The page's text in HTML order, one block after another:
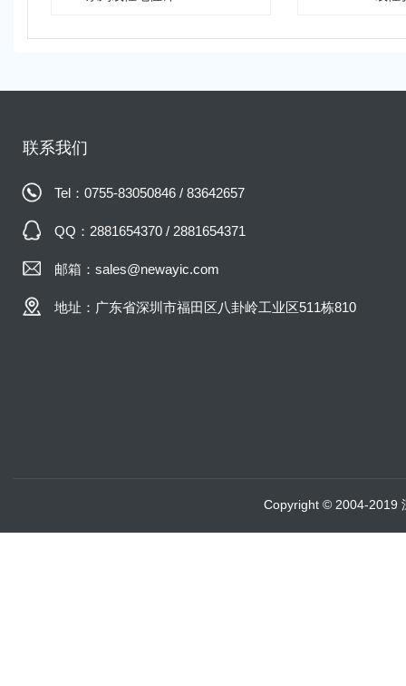
联系我们
Tel：0755-83050846 / 83642657
QQ：2881654370 / 2881654371
邮箱：sales@newayic.com
地址：广东省深圳市福田区八卦岭工业区511栋810
Copyright © 2004-2019